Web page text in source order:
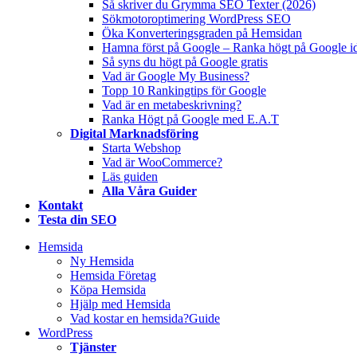
Så skriver du Grymma SEO Texter (2026)
Sökmotoroptimering WordPress SEO
Öka Konverteringsgraden på Hemsidan
Hamna först på Google – Ranka högt på Google
Så syns du högt på Google gratis
Vad är Google My Business?
Topp 10 Rankingtips för Google
Vad är en metabeskrivning?
Ranka Högt på Google med E.A.T
Digital Marknadsföring
Starta Webshop
Vad är WooCommerce?
Läs guiden
Alla Våra Guider
Kontakt
Testa din SEO
Hemsida
Ny Hemsida
Hemsida Företag
Köpa Hemsida
Hjälp med Hemsida
Vad kostar en hemsida?Guide
WordPress
Tjänster